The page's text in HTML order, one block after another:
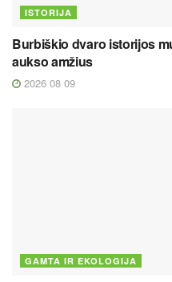
ISTORIJA
Burbiškio dvaro istorijos
aukso amžius
2026 08 09
GAMTA IR EKOLOGIJA